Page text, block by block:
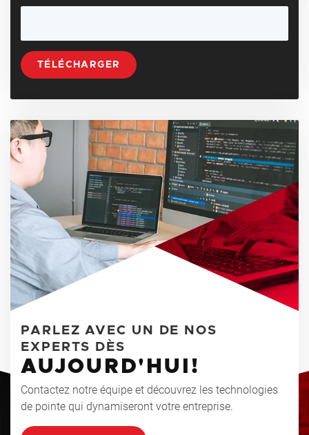
PARLEZ AVEC UN DE NOS
EXPERTS DÈS
AUJOURD'HUI!
Contactez notre équipe et découvrez les technologies
de pointe qui dynamiseront votre entreprise.